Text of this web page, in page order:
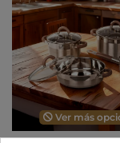
Ver más